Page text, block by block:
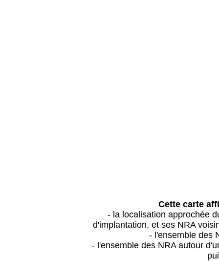
Cette carte
- la localisation approchée
d'implantation, et ses NRA
- l'ensemble des
- l'ensemble des NRA autour